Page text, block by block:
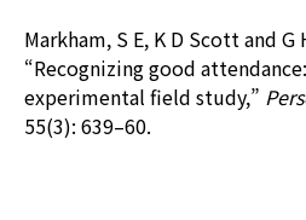
Markham, S E, K D Scott and G
“Recognizing good
experimental field study,”
55(3): 639–60.